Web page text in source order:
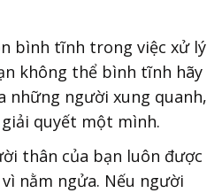
bình tĩnh trong việc xử lý
không thể bình tĩnh hãy
những người xung quanh,
quyết một mình.
thân của bạn luôn được
nằm ngửa. Nếu người